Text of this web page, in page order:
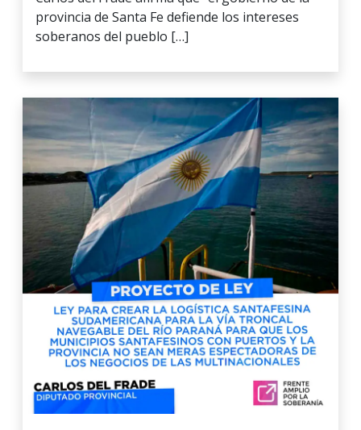
provincia de Santa Fe defiende los intereses
soberanos del pueblo […]